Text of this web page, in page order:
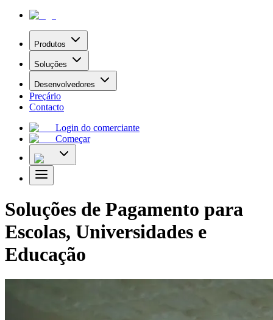
Produtos
Soluções
Desenvolvedores
Preçário
Contacto
Login do comerciante
Começar
Soluções de Pagamento para
Escolas, Universidades e
Educação